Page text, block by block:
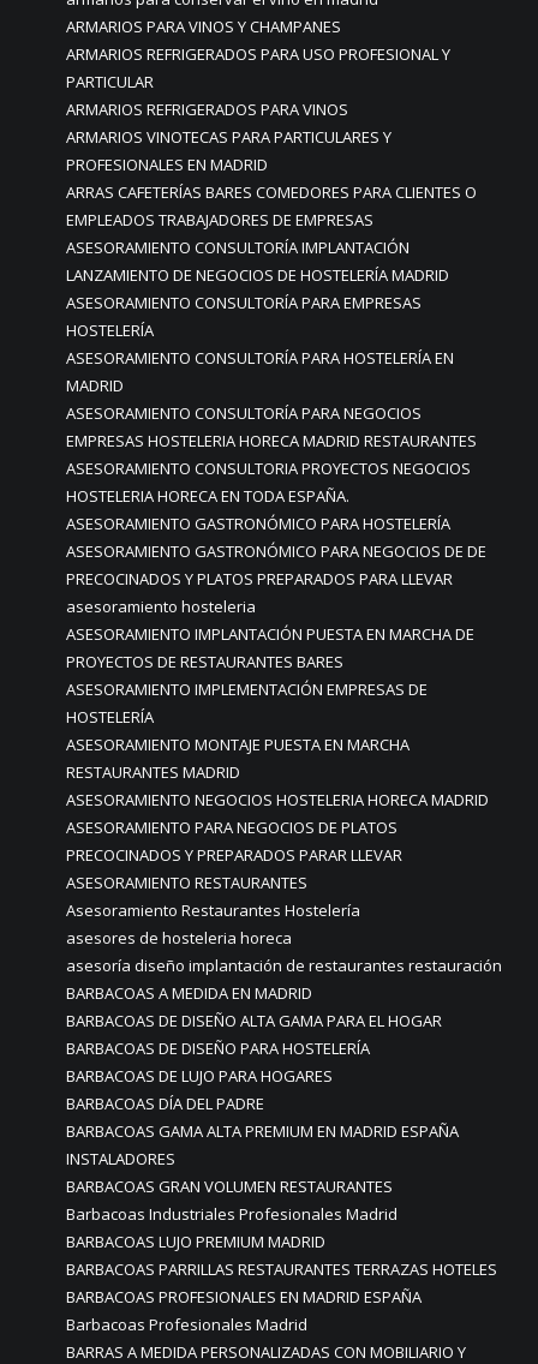
ARMARIOS PARA VINOS Y CHAMPANES
ARMARIOS REFRIGERADOS PARA USO PROFESIONAL Y
PARTICULAR
ARMARIOS REFRIGERADOS PARA VINOS
ARMARIOS VINOTECAS PARA PARTICULARES Y
PROFESIONALES EN MADRID
ARRAS CAFETERÍAS BARES COMEDORES PARA CLIENTES O
EMPLEADOS TRABAJADORES DE EMPRESAS
ASESORAMIENTO CONSULTORÍA IMPLANTACIÓN
LANZAMIENTO DE NEGOCIOS DE HOSTELERÍA MADRID
ASESORAMIENTO CONSULTORÍA PARA EMPRESAS
HOSTELERÍA
ASESORAMIENTO CONSULTORÍA PARA HOSTELERÍA EN
MADRID
ASESORAMIENTO CONSULTORÍA PARA NEGOCIOS
EMPRESAS HOSTELERIA HORECA MADRID RESTAURANTES
ASESORAMIENTO CONSULTORIA PROYECTOS NEGOCIOS
HOSTELERIA HORECA EN TODA ESPAÑA.
ASESORAMIENTO GASTRONÓMICO PARA HOSTELERÍA
ASESORAMIENTO GASTRONÓMICO PARA NEGOCIOS DE DE
PRECOCINADOS Y PLATOS PREPARADOS PARA LLEVAR
asesoramiento hosteleria
ASESORAMIENTO IMPLANTACIÓN PUESTA EN MARCHA DE
PROYECTOS DE RESTAURANTES BARES
ASESORAMIENTO IMPLEMENTACIÓN EMPRESAS DE
HOSTELERÍA
ASESORAMIENTO MONTAJE PUESTA EN MARCHA
RESTAURANTES MADRID
ASESORAMIENTO NEGOCIOS HOSTELERIA HORECA MADRID
ASESORAMIENTO PARA NEGOCIOS DE PLATOS
PRECOCINADOS Y PREPARADOS PARAR LLEVAR
ASESORAMIENTO RESTAURANTES
Asesoramiento Restaurantes Hostelería
asesores de hosteleria horeca
asesoría diseño implantación de restaurantes restauración
BARBACOAS A MEDIDA EN MADRID
BARBACOAS DE DISEÑO ALTA GAMA PARA EL HOGAR
BARBACOAS DE DISEÑO PARA HOSTELERÍA
BARBACOAS DE LUJO PARA HOGARES
BARBACOAS DÍA DEL PADRE
BARBACOAS GAMA ALTA PREMIUM EN MADRID ESPAÑA
INSTALADORES
BARBACOAS GRAN VOLUMEN RESTAURANTES
Barbacoas Industriales Profesionales Madrid
BARBACOAS LUJO PREMIUM MADRID
BARBACOAS PARRILLAS RESTAURANTES TERRAZAS HOTELES
BARBACOAS PROFESIONALES EN MADRID ESPAÑA
Barbacoas Profesionales Madrid
BARRAS A MEDIDA PERSONALIZADAS CON MOBILIARIO Y